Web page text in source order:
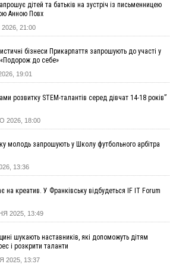
Коломиї, Долині та Яремче
спеку
жінка побила малолітнього хлопчика: суд
і 30 тисяч компенсації
встановилася гідрологічна посуха - рівні
до найнижчих показників
АЗС сталася масова бійка, поліція
після купівлі права вимоги за 120
до Франківська на понад 20 млн грн
за допомогою БПЛА розшукали
під час збирання ягід
прооперували немовля без
загинув керівник пошукового загону
Юков
13 енергооб'єктів на окупованих
дітей та батьків на зустріч із письменницею
Анною Повх
21:00
бізнеси Прикарпаття запрошують до участі у
до себе»
19:01
розвитку STEM-талантів серед дівчат 14-18 років”
2026, 18:00
молодь запрошують у Школу футбольного арбітра
13:36
на креатив. У Франківську відбудеться IF IT Forum
2025, 13:49
шукають наставників, які допоможуть дітям
і розкрити таланти
2025, 13:37